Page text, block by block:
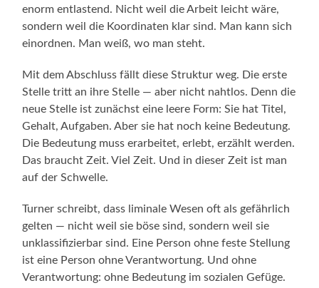
enorm entlastend. Nicht weil die Arbeit leicht wäre,
sondern weil die Koordinaten klar sind. Man kann sich
einordnen. Man weiß, wo man steht.
Mit dem Abschluss fällt diese Struktur weg. Die erste
Stelle tritt an ihre Stelle — aber nicht nahtlos. Denn die
neue Stelle ist zunächst eine leere Form: Sie hat Titel,
Gehalt, Aufgaben. Aber sie hat noch keine Bedeutung.
Die Bedeutung muss erarbeitet, erlebt, erzählt werden.
Das braucht Zeit. Viel Zeit. Und in dieser Zeit ist man
auf der Schwelle.
Turner schreibt, dass liminale Wesen oft als gefährlich
gelten — nicht weil sie böse sind, sondern weil sie
unklassifizierbar sind. Eine Person ohne feste Stellung
ist eine Person ohne Verantwortung. Und ohne
Verantwortung: ohne Bedeutung im sozialen Gefüge.